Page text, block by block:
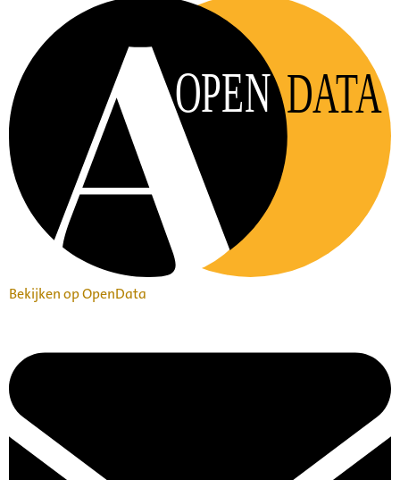
OPEN DATA
Bekijken op OpenData